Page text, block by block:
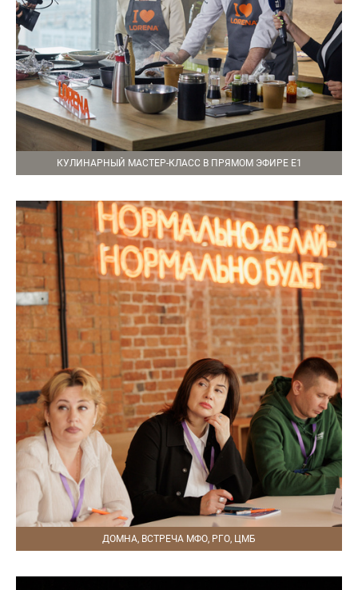
КУЛИНАРНЫЙ МАСТЕР-КЛАСС В ПРЯМОМ ЭФИРЕ Е1
ДОМНА, ВСТРЕЧА МФО, РГО, ЦМБ